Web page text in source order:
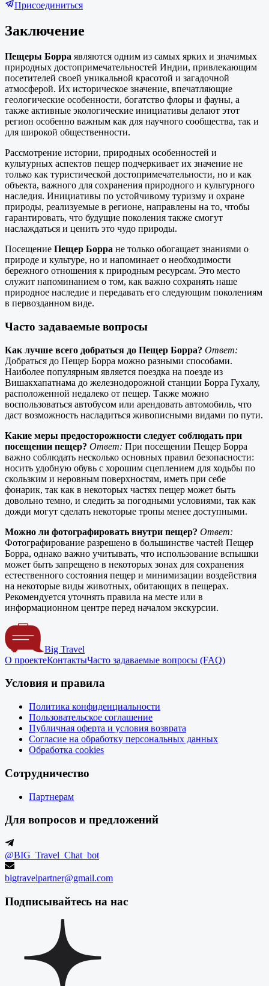
Присоединиться
Заключение
Пещеры Борра являются одним из самых ярких и значимых
природных достопримечательностей Индии, привлекающим
посетителей своей уникальной красотой и загадочной
атмосферой. Их историческое значение, впечатляющие
геологические особенности, богатство флоры и фауны, а
также активные экологические инициативы делают этот
регион особенно важным как для научного сообщества, так и
для широкой общественности.
Рассмотрение истории, природных особенностей и
культурных аспектов пещер подчеркивает их значение не
только как туристической достопримечательности, но и как
объекта, важного для сохранения природного и культурного
наследия. Инициативы по устойчивому туризму и охране
природы, реализуемые в регионе, направлены на то, чтобы
гарантировать, что будущие поколения также смогут
наслаждаться и ценить это чудо природы.
Посещение Пещер Борра не только обогащает знаниями о
природе и культуре, но и напоминает о необходимости
бережного отношения к природным ресурсам. Это место
служит напоминанием о том, как важно сохранять наше
природное наследие и передавать его следующим поколениям
в первозданном виде.
Часто задаваемые вопросы
Как лучше всего добраться до Пещер Борра? Ответ:
Добраться до Пещер Борра можно разными способами.
Наиболее популярным является поездка на поезде из
Вишакхапатнама до железнодорожной станции Борра Гухалу,
расположенной недалеко от пещер. Также можно
воспользоваться автобусом или арендовать автомобиль, что
даст возможность насладиться живописными видами по пути.
Какие меры предосторожности следует соблюдать при
посещении пещер? Ответ: При посещении Пещер Борра
важно соблюдать несколько основных правил безопасности:
носить удобную обувь с хорошим сцеплением для ходьбы по
скользким и неровным поверхностям, иметь при себе
фонарик, так как в некоторых частях пещер может быть
довольно темно, и следить за погодными условиями, так как
дожди могут сделать некоторые тропы менее доступными.
Можно ли фотографировать внутри пещер? Ответ:
Фотографирование разрешено в большинстве частей Пещер
Борра, однако важно учитывать, что использование вспышки
может быть запрещено в некоторых зонах для сохранения
естественного состояния пещер и минимизации воздействия
на некоторые виды животных, обитающих в пещерах.
Рекомендуется уточнять правила на месте или в
информационном центре перед началом экскурсии.
Big Travel
О проектеКонтактыЧасто задаваемые вопросы (FAQ)
Условия и правила
Политика конфиденциальности
Пользовательское соглашение
Публичная оферта и условия возврата
Согласие на обработку персональных данных
Обработка cookies
Сотрудничество
Партнерам
Для вопросов и предложений
@BIG_Travel_Chat_bot
bigtravelpartner@gmail.com
Подписывайтесь на нас